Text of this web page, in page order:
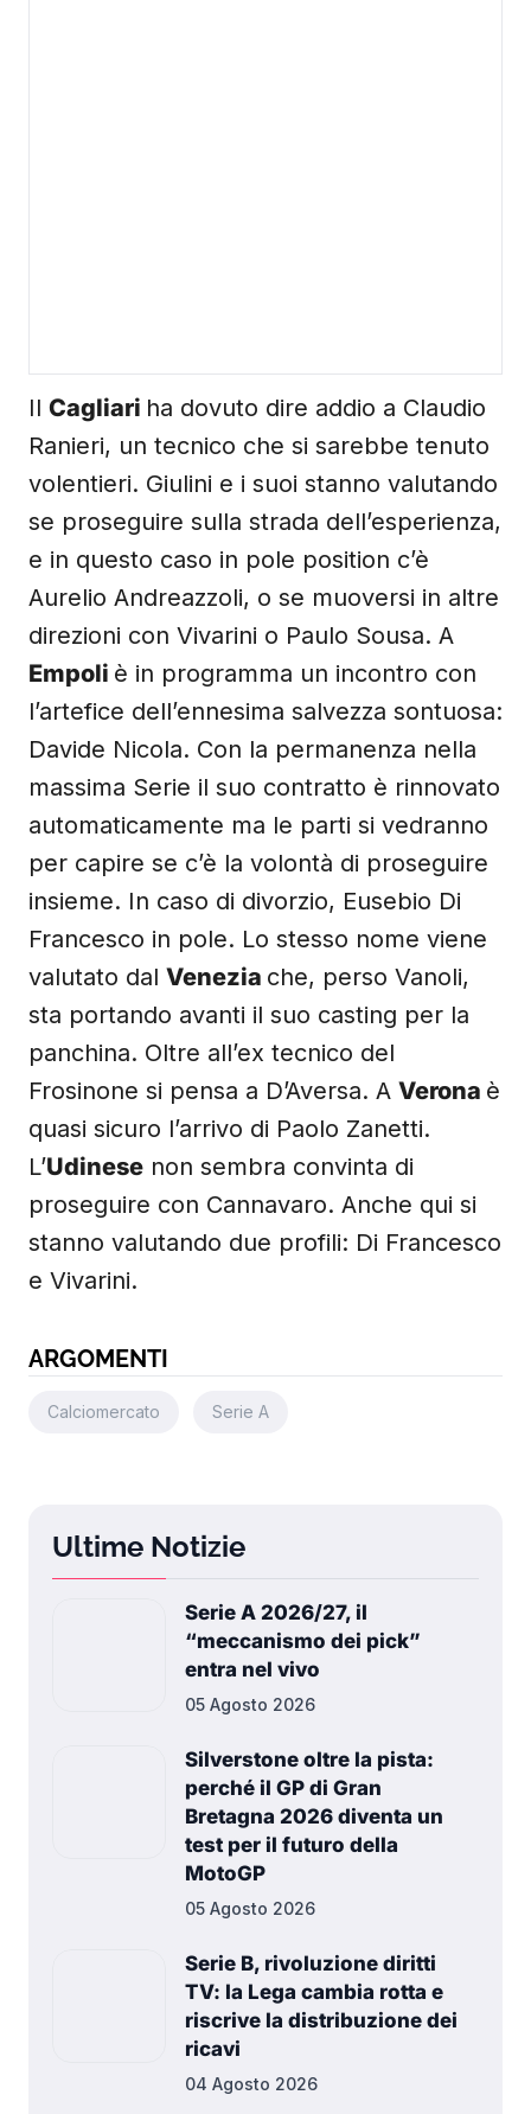
Il Cagliari ha dovuto dire addio a Claudio
Ranieri, un tecnico che si sarebbe tenuto
volentieri. Giulini e i suoi stanno valutando
se proseguire sulla strada dell’esperienza,
e in questo caso in pole position c’è
Aurelio Andreazzoli, o se muoversi in altre
direzioni con Vivarini o Paulo Sousa. A
Empoli è in programma un incontro con
l’artefice dell’ennesima salvezza sontuosa:
Davide Nicola. Con la permanenza nella
massima Serie il suo contratto è rinnovato
automaticamente ma le parti si vedranno
per capire se c’è la volontà di proseguire
insieme. In caso di divorzio, Eusebio Di
Francesco in pole. Lo stesso nome viene
valutato dal Venezia che, perso Vanoli,
sta portando avanti il suo casting per la
panchina. Oltre all’ex tecnico del
Frosinone si pensa a D’Aversa. A Verona è
quasi sicuro l’arrivo di Paolo Zanetti.
L’Udinese non sembra convinta di
proseguire con Cannavaro. Anche qui si
stanno valutando due profili: Di Francesco
e Vivarini.
ARGOMENTI
Calciomercato Serie A
Ultime Notizie
Serie A 2026/27, il
“meccanismo dei pick”
entra nel vivo
05 Agosto 2026
Silverstone oltre la pista:
perché il GP di Gran
Bretagna 2026 diventa un
test per il futuro della
MotoGP
05 Agosto 2026
Serie B, rivoluzione diritti
TV: la Lega cambia rotta e
riscrive la distribuzione dei
ricavi
04 Agosto 2026